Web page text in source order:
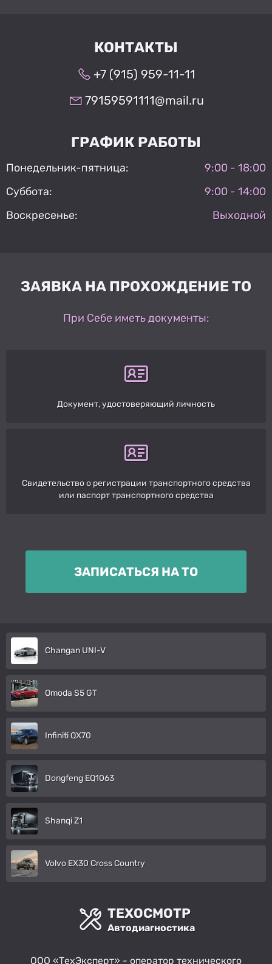
КОНТАКТЫ
+7 (915) 959-11-11
79159591111@mail.ru
ГРАФИК РАБОТЫ
Понедельник-пятница:
9:00 - 18:00
Суббота:
9:00 - 14:00
Воскресенье:
Выходной
ЗАЯВКА НА ПРОХОЖДЕНИЕ ТО
При Себе иметь документы:
Документ, удостоверяющий личность
Свидетельство о регистрации транспортного средства
или паспорт транспортного средства
ЗАПИСАТЬСЯ НА ТО
Changan UNI-V
Omoda S5 GT
Infiniti QX70
Dongfeng EQ1063
Shanqi Z1
Volvo EX30 Cross Country
ТЕХОСМОТР
Автодиагностика
ООО «ТехЭксперт» - оператор технического